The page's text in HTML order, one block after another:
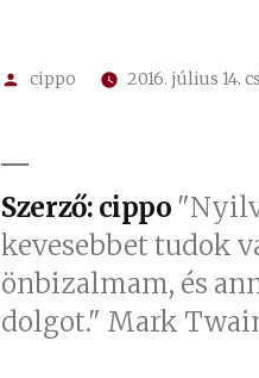
Szerző:
cippo 2016. július 14.
Szerző: cippo
kevesebbet tudok
önbizalmam, és
dolgot." Mark